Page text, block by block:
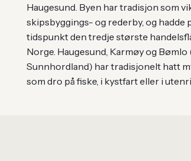
Haugesund. Byen har tradisjon som
skipsbyggings- og rederby, og hadde
tidspunkt den tredje største
Norge. Haugesund, Karmøy og Bømlo
Sunnhordland) har tradisjonelt hatt
som dro på fiske, i kystfart eller i